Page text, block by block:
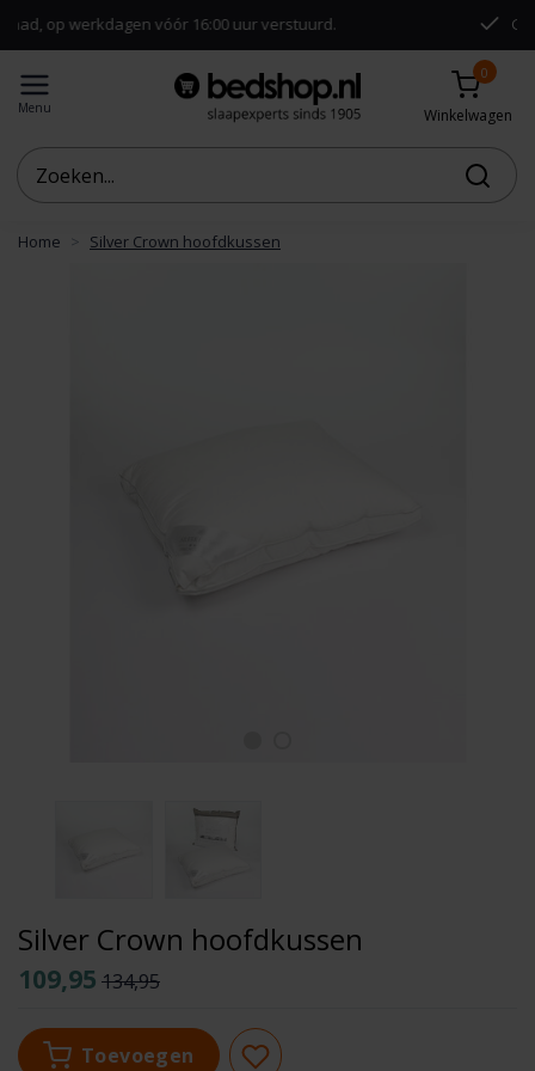
vóór 16:00 uur verstuurd. Gratis
Menu
0
Winkelwagen
Home Silver Crown hoofdkussen
Silver Crown hoofdkussen
109,95 134,95
Toevoegen